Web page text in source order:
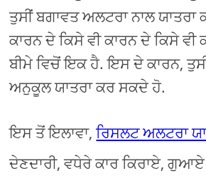
ਤੁਸੀਂ ਬਗਾਵਤ ਅਲਟਰਾ ਨਾਲ ਯਾਤਰਾ
ਕਾਰਨ ਦੇ ਕਿਸੇ ਵੀ ਕਾਰਨ ਦੇ ਕਿਸੇ ਵੀ
ਬੀਮੇ ਵਿਚੋਂ ਇਕ ਹੈ. ਇਸ ਦੇ ਕਾਰਨ,
ਅਨੁਕੂਲ ਯਾਤਰਾ ਕਰ ਸਕਦੇ ਹੋ.
ਇਸ ਤੋਂ ਇਲਾਵਾ,ਰਿਸਲਟ ਅਲਟਰਾ
ਦੇਣਦਾਰੀ, ਵਧੇਰੇ ਕਾਰ ਕਿਰਾਏ,